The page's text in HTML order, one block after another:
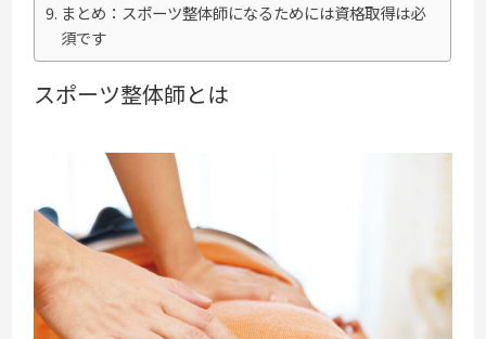
まとめ：スポーツ整体師になるためには資格取得は必
須です
スポーツ整体師とは